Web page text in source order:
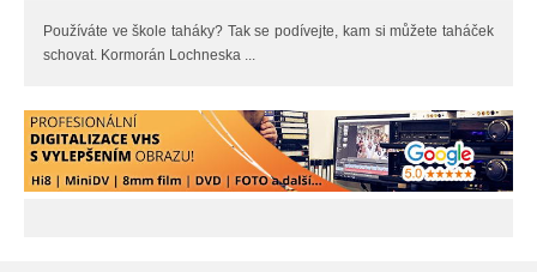
Používáte ve škole taháky? Tak se podívejte, kam si můžete taháček
schovat. Kormorán Lochneska ...